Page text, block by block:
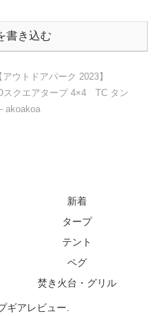
書き込む
アウトドアパーク 2023】
スクエアタープ 4×4 TC タン
akoakoa
新着
タープ
テント
ペグ
焚き火台・グリル
ギアレビュー.